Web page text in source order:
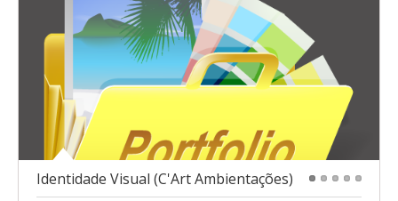
Identidade Visual (C'Art Ambientações)